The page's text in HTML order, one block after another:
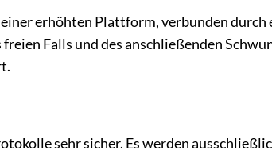
erhöhten Plattform, verbunden durch
Falls und des anschließenden
sehr sicher. Es werden